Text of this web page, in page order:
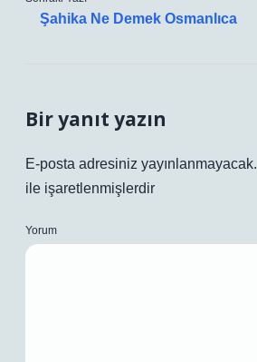
Şahika Ne Demek Osmanlıca
Bir yanıt yazın
E-posta adresiniz yayınlanmayacak.
ile işaretlenmişlerdir
Yorum